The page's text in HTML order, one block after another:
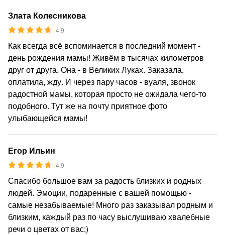
Злата Колесникова
4.9
Как всегда всё вспоминается в последний момент -
день рождения мамы! Живём в тысячах километров
друг от друга. Она - в Великих Луках. Заказала,
оплатила, жду. И через пару часов - вуаля, звонок
радостной мамы, которая просто не ожидала чего-то
подобного. Тут же на почту приятное фото
улыбающейся мамы!
Егор Ильин
4.9
Спасибо большое вам за радость близких и родных
людей. Эмоции, подаренные с вашей помощью -
самые незабываемые! Много раз заказывал родным и
близким, каждый раз по часу выслушиваю хвалебные
речи о цветах от вас;)